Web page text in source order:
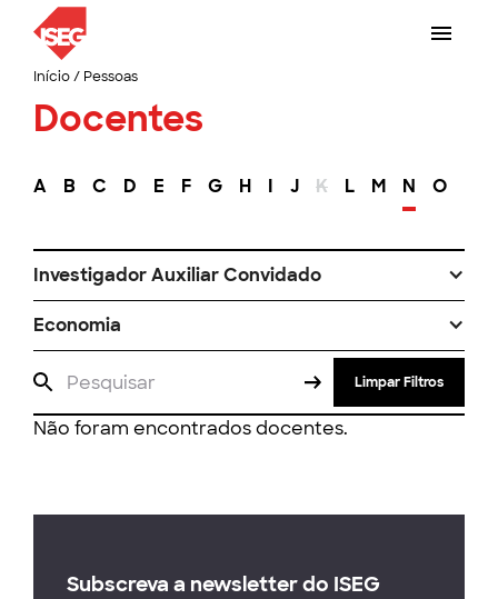
Início/ Pessoas
Docentes
A B C D E F G H I J K L M N O
Investigador Auxiliar Convidado
Economia
Limpar Filtros
Não foram encontrados docentes.
Subscreva a newsletter do ISEG